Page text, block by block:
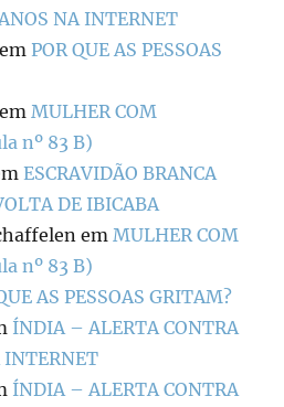
NA INTERNET
em POR QUE AS PESSOAS
em MULHER COM
nº 83 B)
ESCRAVIDÃO BRANCA
DE IBICABA
em MULHER COM
nº 83 B)
AS PESSOAS GRITAM?
ÍNDIA – ALERTA CONTRA
INTERNET
ÍNDIA – ALERTA CONTRA